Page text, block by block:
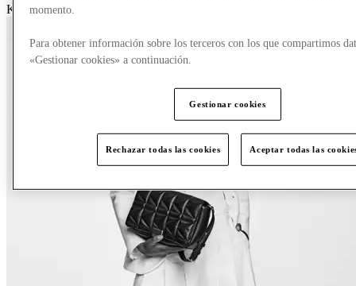
Karl Lagerfeld
momento.
Para obtener información sobre los terceros con los que compartimos
«Gestionar cookies» a continuación.
Gestionar cookies
Rechazar todas las cookies Aceptar todas las